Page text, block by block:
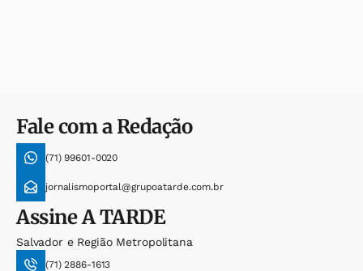
Fale com a Redação
(71) 99601-0020
jornalismoportal@grupoatarde.com.br
AssineA TARDE
Salvador e Região Metropolitana
(71) 2886-1613